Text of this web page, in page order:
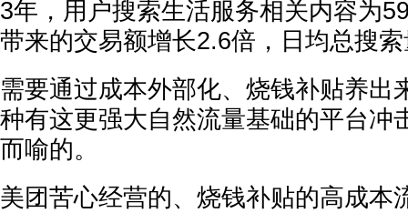
3年，用户搜索生活服务相关内容为
带来的交易额增长2.6倍，日均总搜
需要通过成本外部化、烧钱补贴养出
种有这更强大自然流量基础的平台冲
而喻的。
美团苦心经营的、烧钱补贴的高成本